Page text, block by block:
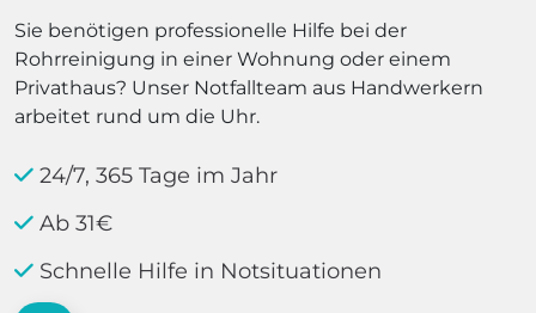
Sie benötigen professionelle Hilfe bei der
Rohrreinigung in einer Wohnung oder einem
Privathaus? Unser Notfallteam aus Handwerkern
arbeitet rund um die Uhr.
24/7, 365 Tage im Jahr
Ab 31€
Schnelle Hilfe in Notsituationen